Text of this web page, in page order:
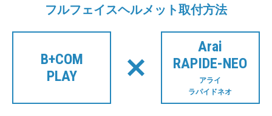
フルフェイスヘルメット取付方法
B+COM
PLAY
Arai
RAPIDE-NEO
アライ
ラパイドネオ